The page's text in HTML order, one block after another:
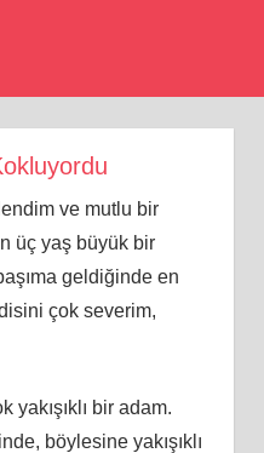
ve mutlu bir
üç yaş büyük bir
geldiğinde en
çok severim,
yakışıklı bir adam.
böylesine yakışıklı